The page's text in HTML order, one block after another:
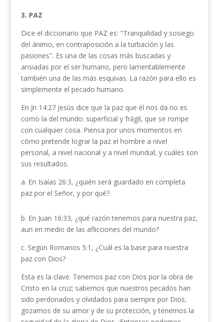
3. PAZ
Dice el diccionario que PAZ es: "Tranquilidad y sosiego
del ánimo, en contraposición a la turbación y las
pasiones". Es una de las cosas más buscadas y
ansiadas por el ser humano, pero lamentablemente
también una de las más esquivas. La razón para ello es
simplemente el pecado humano.
En Jn 14:27 Jesús dice que la paz que él nos da no es
como la del mundo: superficial y frágil, que se rompe
con cualquier cosa. Piensa por unos momentos en
cómo pretende lograr la paz el hombre a nivel
personal, a nivel nacional y a nivel mundial, y cuáles son
sus resultados.
a. En Isaías 26:3, ¿quién será guardado en completa
paz por el Señor, y por qué?
b. En Juan 16:33, ¿qué razón tenemos para nuestra paz,
aun en medio de las aflicciones del mundo?
c. Según Romanos 5:1, ¿Cuál es la base para nuestra
paz con Dios?
Esta es la clave. Tenemos paz con Dios por la obra de
Cristo en la cruz; sabemos que nuestros pecados han
sido perdonados y olvidados para siempre por Dios;
gozamos de su amor y de su protección, y tenemos la